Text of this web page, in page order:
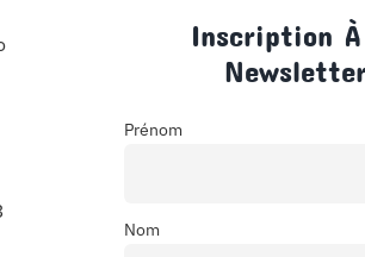
Inscription
Prénom
Nom